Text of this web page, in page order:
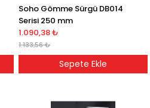
Soho Gömme Sürgü DB014
Serisi 250 mm
1.090,38 ₺
1.133,56 ₺
Sepete Ekle